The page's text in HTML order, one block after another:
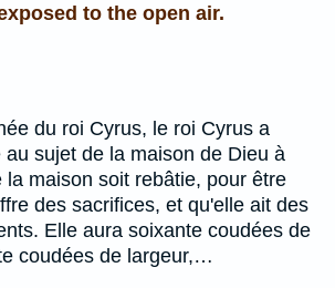
to the open air.
du roi Cyrus, le roi Cyrus a
sujet de la maison de Dieu à
la maison soit rebâtie, pour être
des sacrifices, et qu'elle ait des
Elle aura soixante coudées de
coudées de largeur,…